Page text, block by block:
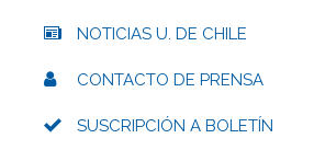
NOTICIAS U. DE CHILE
CONTACTO DE PRENSA
SUSCRIPCIÓN A BOLETÍN